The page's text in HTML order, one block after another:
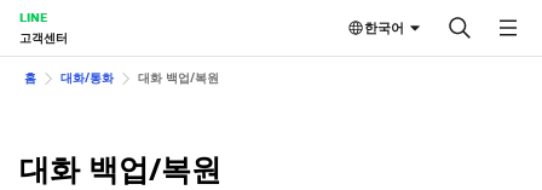
LINE
고객센터
한국어
홈 대화/통화 대화 백업/복원
대화 백업/복원